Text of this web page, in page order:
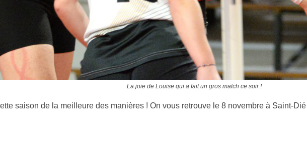
La joie de Louise qui a fait un gros match ce soir !
saison de la meilleure des manières ! On vous retrouve le 8 novembre à Saint-Dié